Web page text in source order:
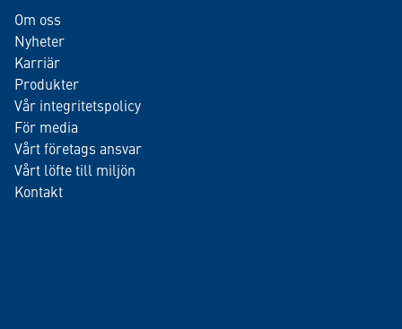
Om oss
Nyheter
Karriär
Produkter
Vår integritetspolicy
För media
Vårt företags ansvar
Vårt löfte till miljön
Kontakt